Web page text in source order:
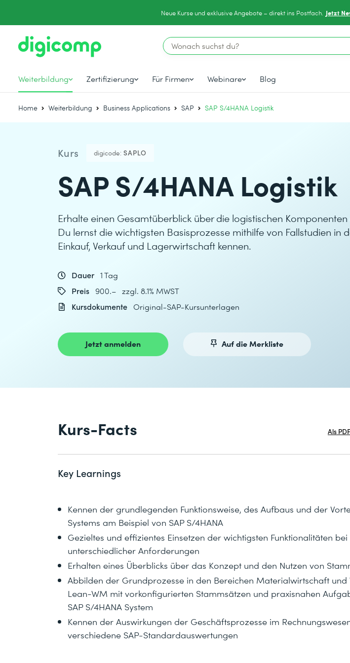
Neue Kurse und exklusive Angebote – direkt ins Postfach. Jetzt
Weiterbildung Zertifizierung Für Firmen Webinare Blog
Home Weiterbildung Business Applications SAP SAP S/4HANA Logistik
Kurs digicode: SAPLO
SAP S/4HANA Logistik
Erhalte einen Gesamtüberblick über die logistischen
Du lernst die wichtigsten Basisprozesse mithilfe von Fallstudien in
Einkauf, Verkauf und Lagerwirtschaft kennen.
Dauer 1 Tag
Preis
900.– zzgl. 8.1% MWST
Kursdokumente Original-SAP-Kursunterlagen
Jetzt anmelden Auf die Merkliste
Kurs-Facts Als
Key Learnings
Kennen der grundlegenden Funktionsweise, des Aufbaus und der
Systems am Beispiel von SAP S/4HANA
Gezieltes und effizientes Einsetzen der wichtigsten Funktionalitäten
unterschiedlicher Anforderungen
Erhalten eines Überblicks über das Konzept und den Nutzen von
Abbilden der Grundprozesse in den Bereichen Materialwirtschaft und
Lean-WM mit vorkonfigurierten Stammsätzen und praxisnahen
SAP S/4HANA System
Kennen der Auswirkungen der Geschäftsprozesse im
verschiedene SAP-Standardauswertungen